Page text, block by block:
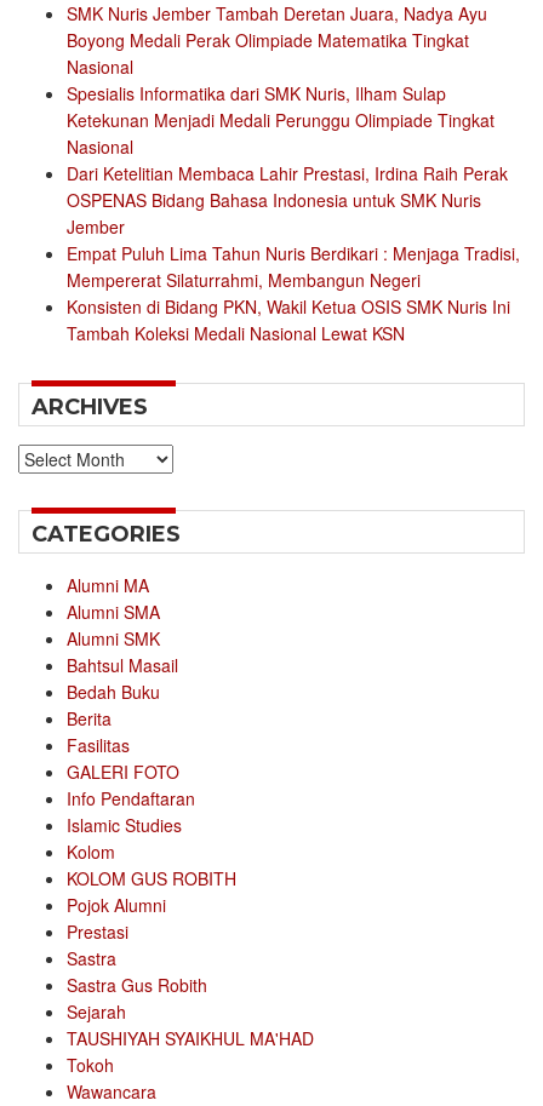
SMK Nuris Jember Tambah Deretan Juara, Nadya Ayu
Boyong Medali Perak Olimpiade Matematika Tingkat
Nasional
Spesialis Informatika dari SMK Nuris, Ilham Sulap
Ketekunan Menjadi Medali Perunggu Olimpiade Tingkat
Nasional
Dari Ketelitian Membaca Lahir Prestasi, Irdina Raih Perak
OSPENAS Bidang Bahasa Indonesia untuk SMK Nuris
Jember
Empat Puluh Lima Tahun Nuris Berdikari : Menjaga Tradisi,
Mempererat Silaturrahmi, Membangun Negeri
Konsisten di Bidang PKN, Wakil Ketua OSIS SMK Nuris Ini
Tambah Koleksi Medali Nasional Lewat KSN
ARCHIVES
Archives
CATEGORIES
Alumni MA
Alumni SMA
Alumni SMK
Bahtsul Masail
Bedah Buku
Berita
Fasilitas
GALERI FOTO
Info Pendaftaran
Islamic Studies
Kolom
KOLOM GUS ROBITH
Pojok Alumni
Prestasi
Sastra
Sastra Gus Robith
Sejarah
TAUSHIYAH SYAIKHUL MA'HAD
Tokoh
Wawancara